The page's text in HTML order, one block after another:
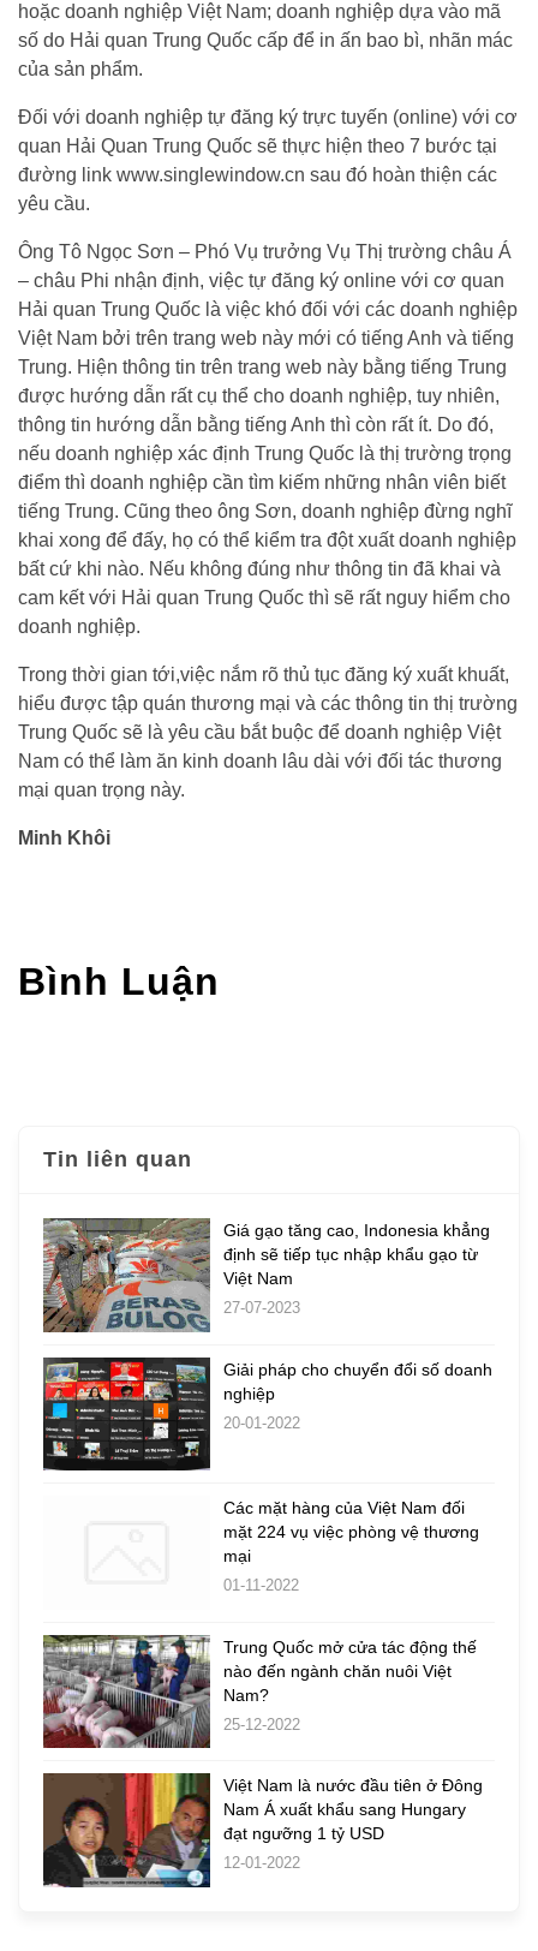
hoặc doanh nghiệp Việt Nam; doanh nghiệp dựa vào mã
số do Hải quan Trung Quốc cấp để in ấn bao bì, nhãn mác
của sản phẩm.
Đối với doanh nghiệp tự đăng ký trực tuyến (online) với cơ
quan Hải Quan Trung Quốc sẽ thực hiện theo 7 bước tại
đường link www.singlewindow.cn sau đó hoàn thiện các
yêu cầu.
Ông Tô Ngọc Sơn – Phó Vụ trưởng Vụ Thị trường châu Á
– châu Phi nhận định, việc tự đăng ký online với cơ quan
Hải quan Trung Quốc là việc khó đối với các doanh nghiệp
Việt Nam bởi trên trang web này mới có tiếng Anh và tiếng
Trung. Hiện thông tin trên trang web này bằng tiếng Trung
được hướng dẫn rất cụ thể cho doanh nghiệp, tuy nhiên,
thông tin hướng dẫn bằng tiếng Anh thì còn rất ít. Do đó,
nếu doanh nghiệp xác định Trung Quốc là thị trường trọng
điểm thì doanh nghiệp cần tìm kiếm những nhân viên biết
tiếng Trung. Cũng theo ông Sơn, doanh nghiệp đừng nghĩ
khai xong để đấy, họ có thể kiểm tra đột xuất doanh nghiệp
bất cứ khi nào. Nếu không đúng như thông tin đã khai và
cam kết với Hải quan Trung Quốc thì sẽ rất nguy hiểm cho
doanh nghiệp.
Trong thời gian tới,việc nắm rõ thủ tục đăng ký xuất khuất,
hiểu được tập quán thương mại và các thông tin thị trường
Trung Quốc sẽ là yêu cầu bắt buộc để doanh nghiệp Việt
Nam có thể làm ăn kinh doanh lâu dài với đối tác thương
mại quan trọng này.
Minh Khôi
Bình Luận
Tin liên quan
Giá gạo tăng cao, Indonesia khẳng
định sẽ tiếp tục nhập khẩu gạo từ
Việt Nam
27-07-2023
Giải pháp cho chuyển đổi số doanh
nghiệp
20-01-2022
Các mặt hàng của Việt Nam đối
mặt 224 vụ việc phòng vệ thương
mại
01-11-2022
Trung Quốc mở cửa tác động thế
nào đến ngành chăn nuôi Việt
Nam?
25-12-2022
Việt Nam là nước đầu tiên ở Đông
Nam Á xuất khẩu sang Hungary
đạt ngưỡng 1 tỷ USD
12-01-2022